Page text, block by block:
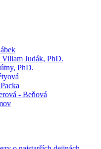
Judák, PhD.
PhD.
- Beňová